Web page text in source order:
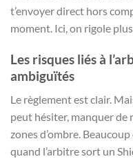
t’envoyer direct hors
moment. Ici, on rigole
Les risques liés à
ambiguïtés
Le règlement est clair.
peut hésiter, manquer de
zones d’ombre.
quand l’arbitre sort un